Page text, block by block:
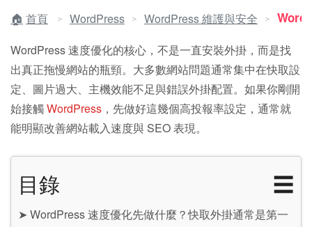
首頁 ＞ WordPress ＞ WordPress 維護與安全 ＞
WordPress 速度優化的核心，不是一直安裝外掛，而是找
出真正拖慢網站的瓶頸。大多數網站問題通常集中在快取設
定、圖片過大、主機效能不足與錯誤外掛配置。如果你剛開
始接觸WordPress ，先做好這幾個高投報率設定，通常就
能明顯改善網站載入速度與 SEO 表現。
目錄 ☰
➤ WordPress 速度優化先做什麼？快取外掛通常是第一